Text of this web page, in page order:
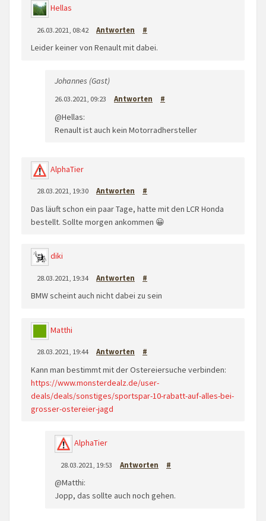
Hellas
26.03.2021, 08:42 Antworten #
Leider keiner von Renault mit dabei.
Johannes (Gast)
26.03.2021, 09:23 Antworten #
@Hellas:
Renault ist auch kein Motorradhersteller
AlphaTier
28.03.2021, 19:30 Antworten #
Das läuft schon ein paar Tage, hatte mit den LCR Honda
bestellt. Sollte morgen ankommen 😀
diki
28.03.2021, 19:34 Antworten #
BMW scheint auch nicht dabei zu sein
Matthi
28.03.2021, 19:44 Antworten #
Kann man bestimmt mit der Ostereiersuche verbinden:
https://www.monsterdealz.de/user-
deals/deals/sonstiges/sportspar-10-rabatt-auf-alles-bei-
grosser-ostereier-jagd
AlphaTier
28.03.2021, 19:53 Antworten #
@Matthi:
Jopp, das sollte auch noch gehen.